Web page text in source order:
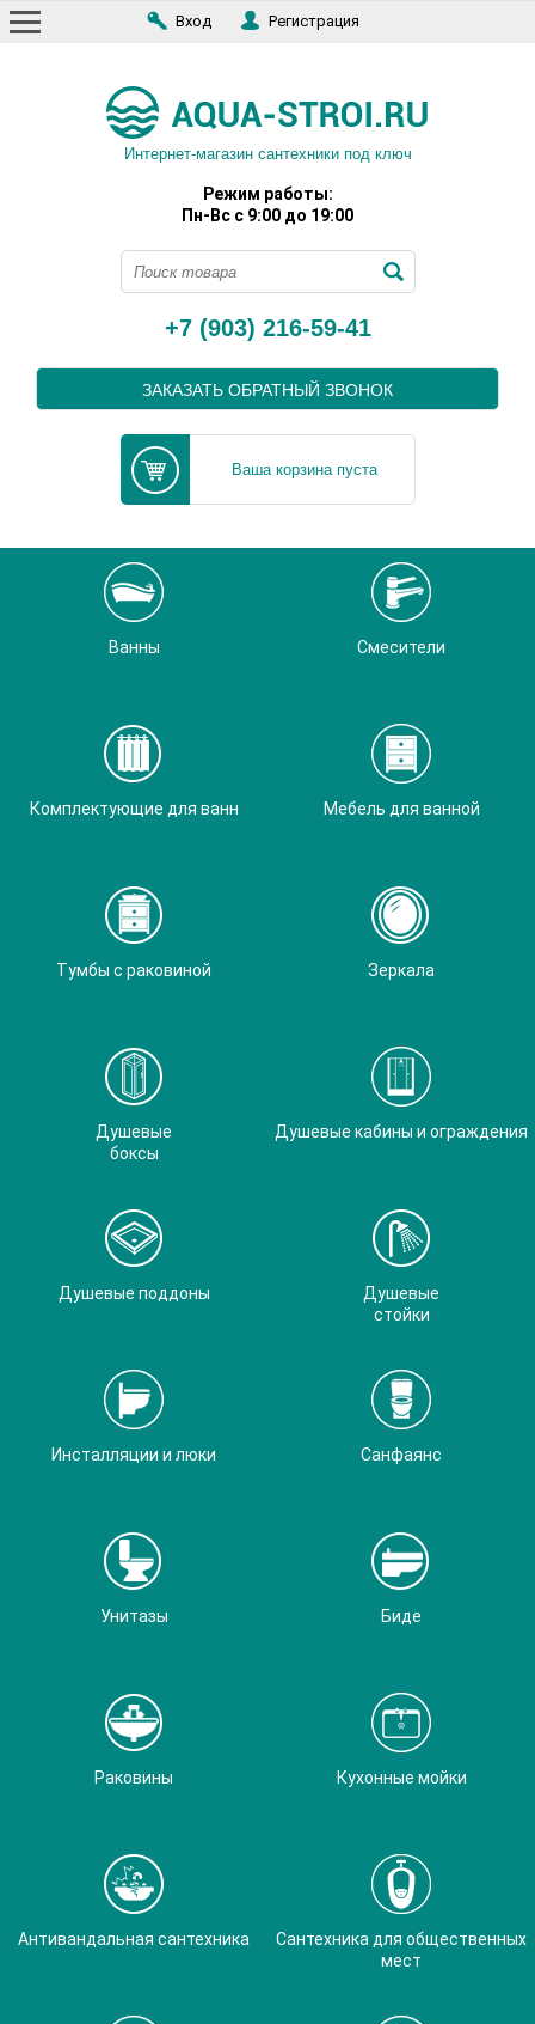
Вход Регистрация
Интернет-магазин сантехники под ключ
Режим работы:
Пн-Вс с 9:00 до 19:00
+7 (903) 216-59-41
ЗАКАЗАТЬ ОБРАТНЫЙ ЗВОНОК
Ваша корзина пуста
Ванны Смесители
Комплектующие для ванн Мебель для ванной
Тумбы с раковиной Зеркала
Душевые
боксы
Душевые кабины и ограждения
Душевые поддоны
Душевые
стойки
Инсталляции и люки Санфаянс
Унитазы Биде
Раковины Кухонные мойки
Антивандальная сантехника
Сантехника для общественных
мест